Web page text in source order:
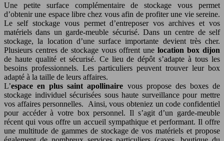
Une petite surface complémentaire de stockage vous permet
d’obtenir une espace libre chez vous afin de profiter une vie sereine.
Le self stockage vous permet d’entreposer vos archives et vos
matériels dans un garde-meuble sécurisé. Dans un centre de self
stockage, la location d’une surface importante devient très cher.
Plusieurs centres de stockage vous offrent unelocation box dijon
de haute qualité et sécurisé. Ce lieu de dépôt s’adapte à tous les
besoins professionnels. Les particuliers peuvent trouver leur box
adapté à la taille de leurs affaires.
L’espace en plus saint apollinaire vous propose des boxes de
stockage individuel sécurisées sous haute surveillance pour mettre
vos affaires personnelles. Ainsi, vous obteniez un code confidentiel
pour accéder à votre box personnel. Il s’agit d’un garde-meuble
récent qui vous offre un accueil sympathique et performant. Il offre
une multitude de gammes de stockage de vos matériels et propose